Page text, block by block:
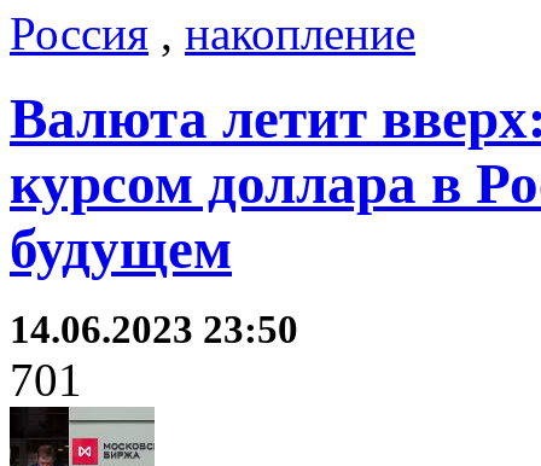
Россия , накопление
Валюта летит
курсом доллара в
будущем
14.06.2023 23:50
701